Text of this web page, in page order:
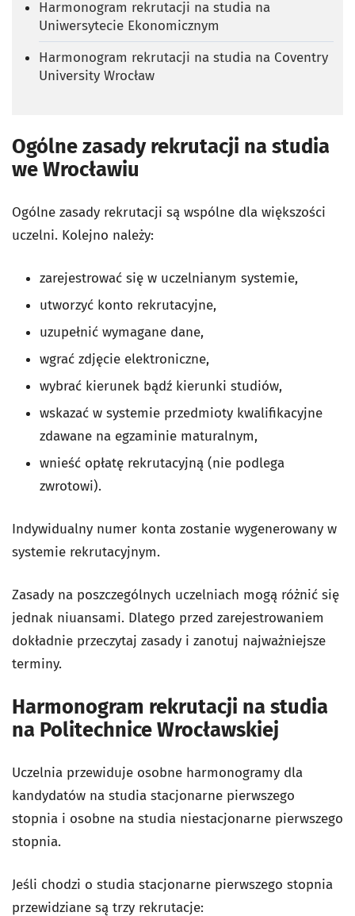
Harmonogram rekrutacji na studia na
Uniwersytecie Ekonomicznym
Harmonogram rekrutacji na studia na Coventry
University Wrocław
Ogólne zasady rekrutacji na studia
we Wrocławiu
Ogólne zasady rekrutacji są wspólne dla większości
uczelni. Kolejno należy:
zarejestrować się w uczelnianym systemie,
utworzyć konto rekrutacyjne,
uzupełnić wymagane dane,
wgrać zdjęcie elektroniczne,
wybrać kierunek bądź kierunki studiów,
wskazać w systemie przedmioty kwalifikacyjne
zdawane na egzaminie maturalnym,
wnieść opłatę rekrutacyjną (nie podlega
zwrotowi).
Indywidualny numer konta zostanie wygenerowany w
systemie rekrutacyjnym.
Zasady na poszczególnych uczelniach mogą różnić się
jednak niuansami. Dlatego przed zarejestrowaniem
dokładnie przeczytaj zasady i zanotuj najważniejsze
terminy.
Harmonogram rekrutacji na studia
na Politechnice Wrocławskiej
Uczelnia przewiduje osobne harmonogramy dla
kandydatów na studia stacjonarne pierwszego
stopnia i osobne na studia niestacjonarne pierwszego
stopnia.
Jeśli chodzi o studia stacjonarne pierwszego stopnia
przewidziane są trzy rekrutacje: